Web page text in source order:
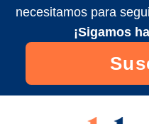
necesitamos para
¡Sigamos